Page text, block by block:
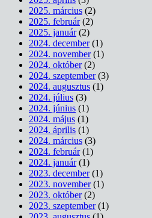
2025. március (2)
2025. február(2)
2025. január(2)
2024. december(1)
2024. november(1)
2024. október(2)
2024. szeptember(3)
2024. augusztus (1)
2024. július (3)
2024. június (1)
2024. május (1)
2024. április (1)
2024. március (3)
2024. február(1)
2024. január(1)
2023. december(1)
2023. november(1)
2023. október(2)
2023. szeptember(1)